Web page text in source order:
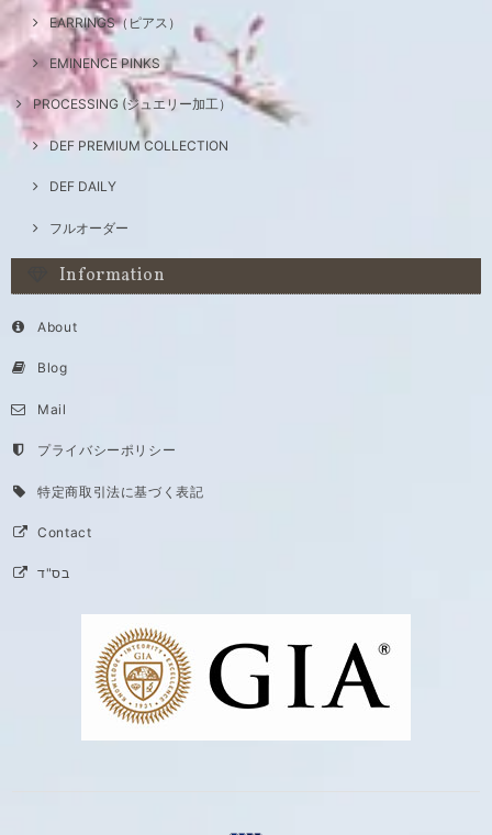
EARRINGS（ピアス）
EMINENCE PINKS
PROCESSING (ジュエリー加工）
DEF PREMIUM COLLECTION
DEF DAILY
フルオーダー
Information
About
Blog
Mail
プライバシーポリシー
特定商取引法に基づく表記
Contact
בס"ד